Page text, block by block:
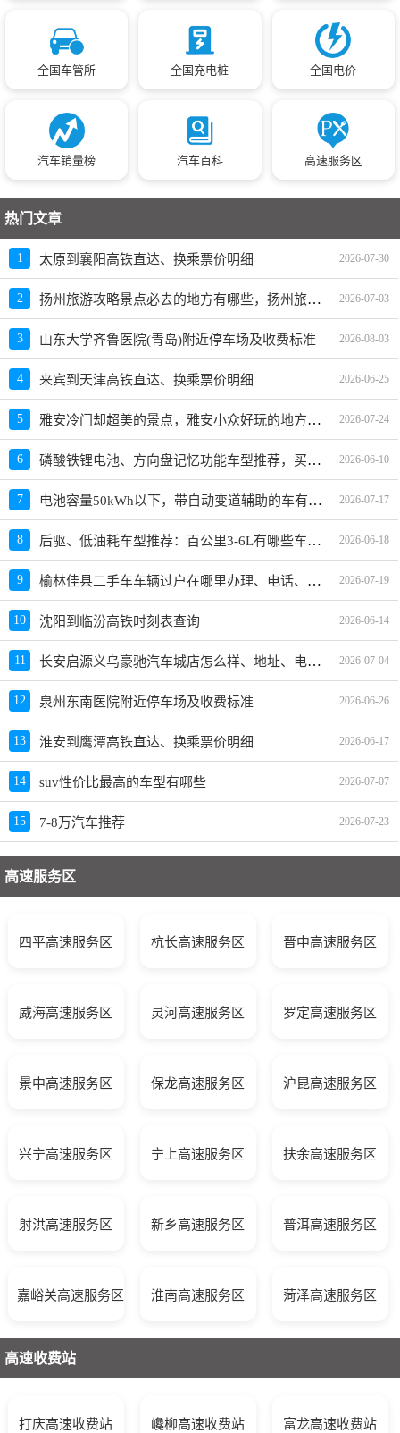
全国车管所 全国充电桩 全国电价
汽车销量榜 汽车百科 高速服务区
热门文章
1 太原到襄阳高铁直达、换乘票价明细 2026-07-30
2 扬州旅游攻略景点必去的地方有哪些，扬州旅游必去十大景点排名 2026-07-03
3 山东大学齐鲁医院(青岛)附近停车场及收费标准 2026-08-03
4 来宾到天津高铁直达、换乘票价明细 2026-06-25
5 雅安冷门却超美的景点，雅安小众好玩的地方、旅游景点推荐 2026-07-24
6 磷酸铁锂电池、方向盘记忆功能车型推荐，买哪款好及价格参考 2026-06-10
7 电池容量50kWh以下，带自动变道辅助的车有哪些？哪款值得买？ 2026-07-17
8 后驱、低油耗车型推荐：百公里3-6L有哪些车，哪款好，价格多少 2026-06-18
9 榆林佳县二手车车辆过户在哪里办理、电话、上班时间 2026-07-19
10 沈阳到临汾高铁时刻表查询 2026-06-14
11 长安启源义乌豪驰汽车城店怎么样、地址、电话、上班时间查询 2026-07-04
12 泉州东南医院附近停车场及收费标准 2026-06-26
13 淮安到鹰潭高铁直达、换乘票价明细 2026-06-17
14 suv性价比最高的车型有哪些 2026-07-07
15 7-8万汽车推荐 2026-07-23
高速服务区
四平高速服务区 杭长高速服务区 晋中高速服务区
威海高速服务区 灵河高速服务区 罗定高速服务区
景中高速服务区 保龙高速服务区 沪昆高速服务区
兴宁高速服务区 宁上高速服务区 扶余高速服务区
射洪高速服务区 新乡高速服务区 普洱高速服务区
嘉峪关高速服务区 淮南高速服务区 菏泽高速服务区
高速收费站
打庆高速收费站 巉柳高速收费站 富龙高速收费站